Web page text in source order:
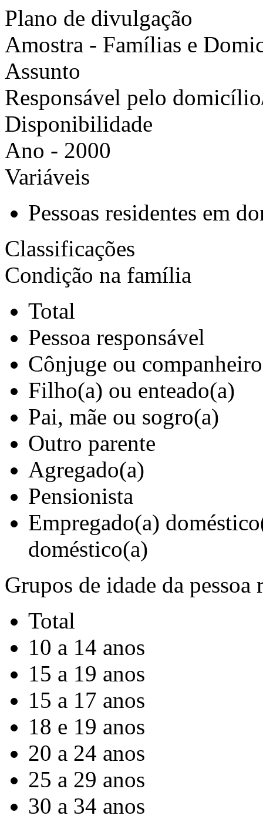
Plano de divulgação
Amostra - Famílias e
Assunto
Responsável pelo
Disponibilidade
Ano - 2000
Variáveis
Pessoas residentes em
Classificações
Condição na família
Total
Pessoa responsável
Cônjuge ou
Filho(a) ou enteado(a)
Pai, mãe ou sogro(a)
Outro parente
Agregado(a)
Pensionista
Empregado(a)
doméstico(a)
Grupos de idade da
Total
10 a 14 anos
15 a 19 anos
15 a 17 anos
18 e 19 anos
20 a 24 anos
25 a 29 anos
30 a 34 anos